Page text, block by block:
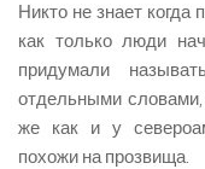
Никто не знает когда
как только люди
придумали
отдельными
же как и у
похожи на прозвища.